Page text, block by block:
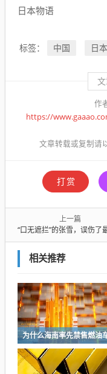
日本物语
标签： 中国 日本
作
https://
文章转载或复制请
打赏
上一篇
“口无遮拦”的张雪，误伤了最大贵
相关推荐
为什么海南率先禁售燃油